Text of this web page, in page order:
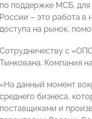
по поддержке МСБ, для
России – это работа в
доступа на рынок,
Сотрудничеству с
Тынкована. Компания
«На данный момент
среднего бизнеса,
поставщиками и